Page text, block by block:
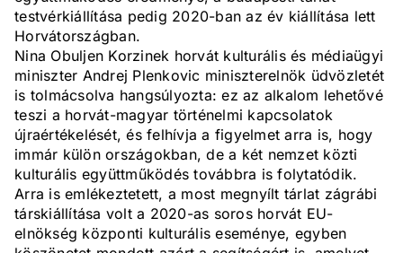
testvérkiállítása pedig 2020-ban az év kiállítása lett
Horvátországban.
Nina Obuljen Korzinek horvát kulturális és médiaügyi
miniszter Andrej Plenkovic miniszterelnök üdvözletét
is tolmácsolva hangsúlyozta: ez az alkalom lehetővé
teszi a horvát-magyar történelmi kapcsolatok
újraértékelését, és felhívja a figyelmet arra is, hogy
immár külön országokban, de a két nemzet közti
kulturális együttműködés továbbra is folytatódik.
Arra is emlékeztetett, a most megnyílt tárlat zágrábi
társkiállítása volt a 2020-as soros horvát EU-
elnökség központi kulturális eseménye, egyben